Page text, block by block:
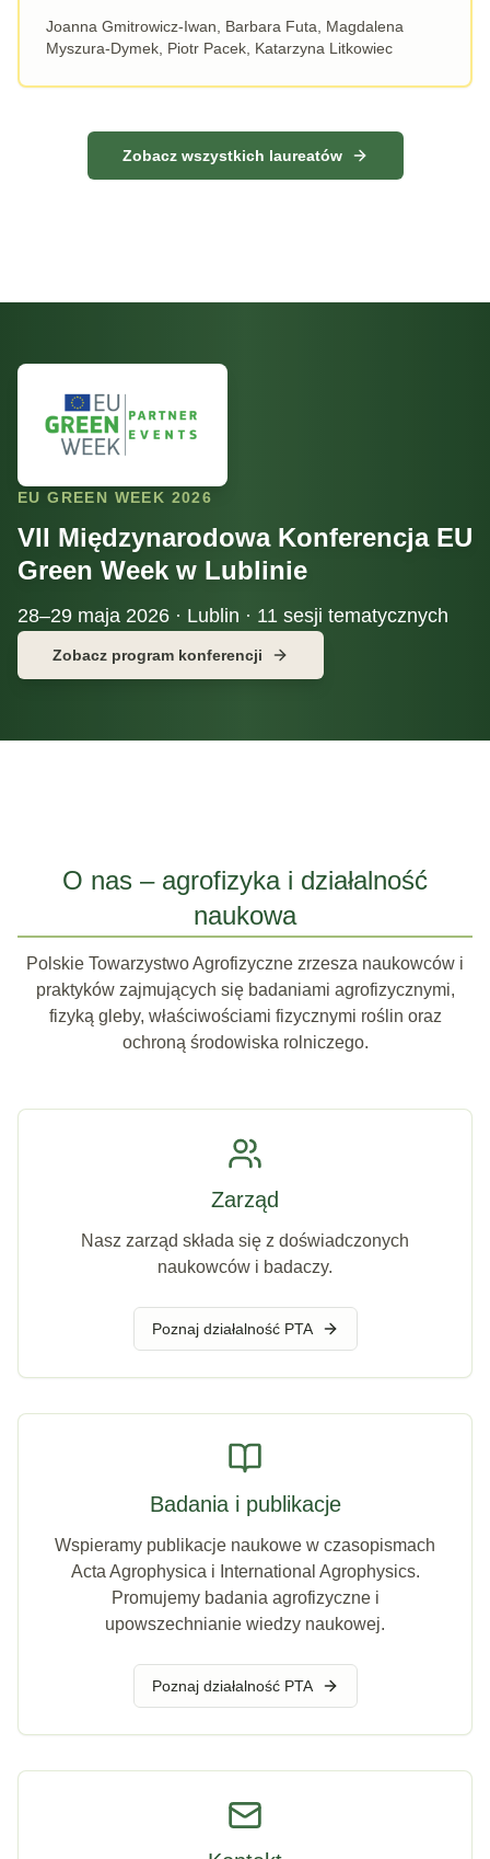
Joanna Gmitrowicz-Iwan, Barbara Futa, Magdalena
Myszura-Dymek, Piotr Pacek, Katarzyna Litkowiec
Zobacz wszystkich laureatów
EU GREEN WEEK 2026
VII Międzynarodowa Konferencja EU
Green Week w Lublinie
28–29 maja 2026 · Lublin · 11 sesji tematycznych
Zobacz program konferencji
O nas – agrofizyka i działalność
naukowa
Polskie Towarzystwo Agrofizyczne zrzesza naukowców i
praktyków zajmujących się badaniami agrofizycznymi,
fizyką gleby, właściwościami fizycznymi roślin oraz
ochroną środowiska rolniczego.
Zarząd
Nasz zarząd składa się z doświadczonych
naukowców i badaczy.
Poznaj działalność PTA
Badania i publikacje
Wspieramy publikacje naukowe w czasopismach
Acta Agrophysica i International Agrophysics.
Promujemy badania agrofizyczne i
upowszechnianie wiedzy naukowej.
Poznaj działalność PTA